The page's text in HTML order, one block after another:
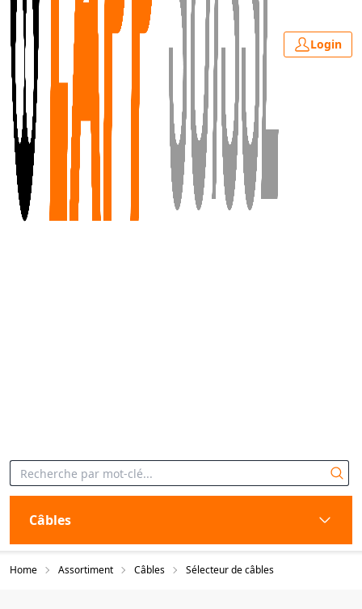
Login
Câbles
Home Assortiment Câbles Sélecteur de câbles